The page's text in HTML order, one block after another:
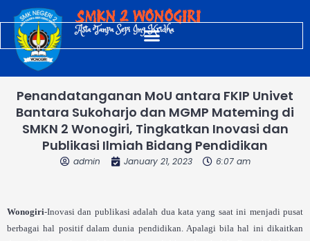
Skip
content
SMKN 2 WONOGIRI
Asta Tanpa Sepi Ing Kridha
Penandatanganan MoU antara FKIP Univet
Bantara Sukoharjo dan MGMP Mateming di
SMKN 2 Wonogiri, Tingkatkan Inovasi dan
Publikasi Ilmiah Bidang Pendidikan
admin January 21, 2023 6:07 am
Wonogiri-Inovasi dan publikasi adalah dua kata yang saat ini menjadi pusat
berbagai hal positif dalam dunia pendidikan. Apalagi bila hal ini dikaitkan